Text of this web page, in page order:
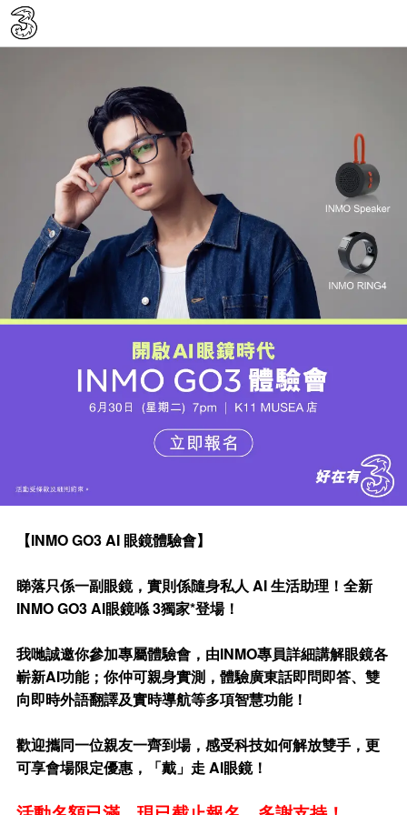
【INMO GO3 AI 眼鏡體驗會】
睇落只係一副眼鏡，實則係隨身私人 AI 生活助理！全新
INMO GO3 AI眼鏡喺 3獨家*登場！
我哋誠邀你參加專屬體驗會，由INMO專員詳細講解眼鏡各
嶄新AI功能；你仲可親身實測，體驗廣東話即問即答、雙
向即時外語翻譯及實時導航等多項智慧功能！
歡迎攜同一位親友一齊到場，感受科技如何解放雙手，更
可享會場限定優惠，「戴」走 AI眼鏡！